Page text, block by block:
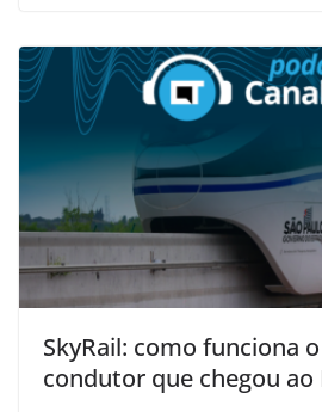
SkyRail: como funciona
condutor que chegou ao